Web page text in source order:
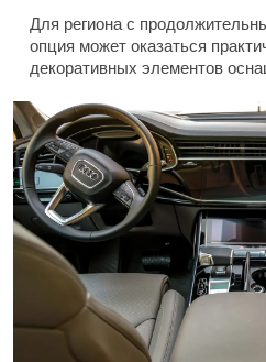
Для региона с
опция может оказаться
декоративных элементов